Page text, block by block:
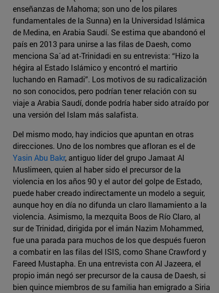
enseñanzas de Mahoma; son uno de los pilares
fundamentales de la Sunna) en la Universidad Islámica
de Medina, en Arabia Saudí. Se estima que abandonó el
país en 2013 para unirse a las filas de Daesh, como
menciona Sa´ad at-Trinidadi en su entrevista: “Hizo la
hégira al Estado Islámico y encontró el martirio
luchando en Ramadi”. Los motivos de su radicalización
no son conocidos, pero podrían tener relación con su
viaje a Arabia Saudí, donde podría haber sido atraído por
una versión del Islam más salafista.
Del mismo modo, hay indicios que apuntan en otras
direcciones. Uno de los nombres que afloran es el de
Yasin Abu Bakr, antiguo líder del grupo Jamaat Al
Muslimeen, quien al haber sido el precursor de la
violencia en los años 90 y el autor del golpe de Estado,
puede haber creado indirectamente un modelo a seguir,
aunque hoy en día no difunda un claro llamamiento a la
violencia. Asimismo, la mezquita Boos de Río Claro, al
sur de Trinidad, dirigida por el imán Nazim Mohammed,
fue una parada para muchos de los que después fueron
a combatir en las filas del ISIS, como Shane Crawford y
Fareed Mustapha. En una entrevista con Al Jazeera, el
propio imán negó ser precursor de la causa de Daesh, si
bien quince miembros de su familia han emigrado a Siria